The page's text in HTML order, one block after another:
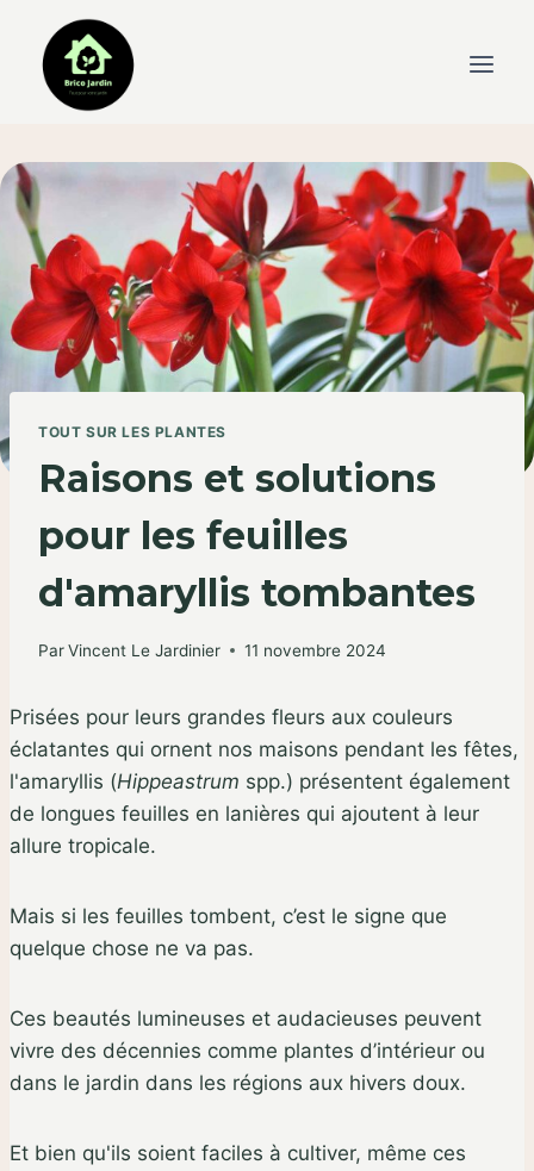
content
TOUT SUR LES PLANTES
Raisons et solutions
pour les feuilles
d'amaryllis tombantes
ParVincent Le Jardinier 11 novembre 2024
Prisées pour leurs grandes fleurs aux couleurs
éclatantes qui ornent nos maisons pendant les fêtes,
l'amaryllis (Hippeastrum spp.) présentent également
de longues feuilles en lanières qui ajoutent à leur
allure tropicale.
Mais si les feuilles tombent, c’est le signe que
quelque chose ne va pas.
Ces beautés lumineuses et audacieuses peuvent
vivre des décennies comme plantes d’intérieur ou
dans le jardin dans les régions aux hivers doux.
Et bien qu'ils soient faciles à cultiver, même ces